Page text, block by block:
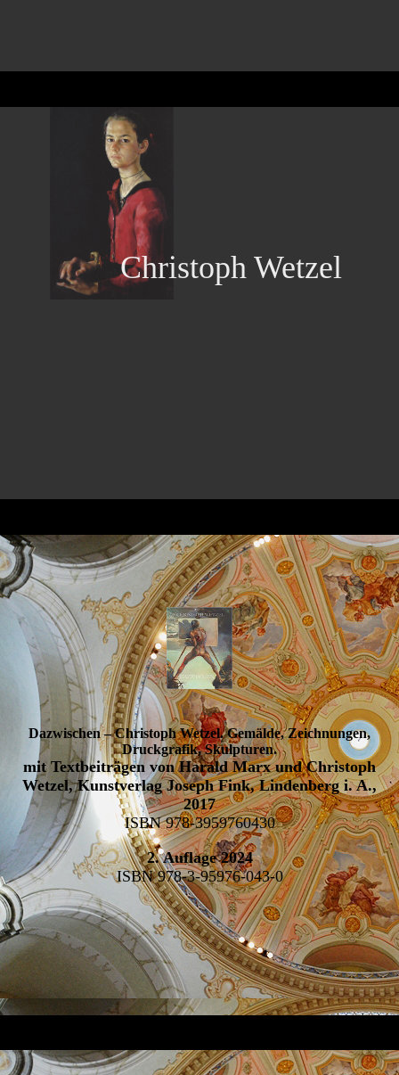
Christoph Wetzel
Dazwischen – Christoph Wetzel. Gemälde, Zeichnungen,
Druckgrafik, Skulpturen.
mit Textbeiträgen von Harald Marx und Christoph
Wetzel, Kunstverlag Joseph Fink, Lindenberg i. A.,
2017
ISBN 978-3959760430
2. Auflage 2024
ISBN 978-3-95976-043-0